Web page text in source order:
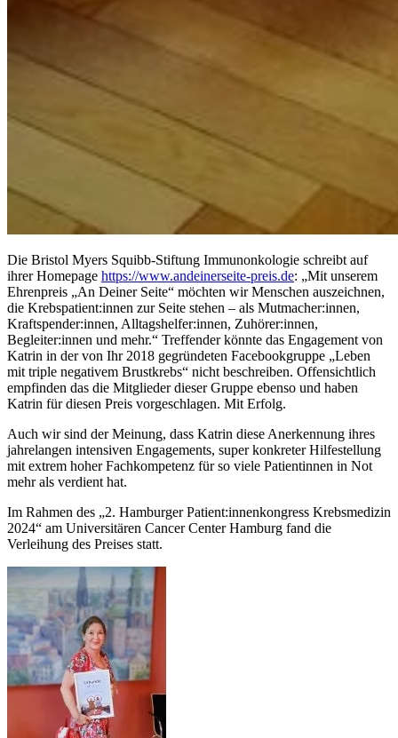
Die Bristol Myers Squibb-Stiftung Immunonkologie schreibt auf
ihrer Homepage https://www.andeinerseite-preis.de: „Mit unserem
Ehrenpreis „An Deiner Seite“ möchten wir Menschen auszeichnen,
die Krebspatient:innen zur Seite stehen – als Mutmacher:innen,
Kraftspender:innen, Alltagshelfer:innen, Zuhörer:innen,
Begleiter:innen und mehr.“ Treffender könnte das Engagement von
Katrin in der von Ihr 2018 gegründeten Facebookgruppe „Leben
mit triple negativem Brustkrebs“ nicht beschreiben. Offensichtlich
empfinden das die Mitglieder dieser Gruppe ebenso und haben
Katrin für diesen Preis vorgeschlagen. Mit Erfolg.
Auch wir sind der Meinung, dass Katrin diese Anerkennung ihres
jahrelangen intensiven Engagements, super konkreter Hilfestellung
mit extrem hoher Fachkompetenz für so viele Patientinnen in Not
mehr als verdient hat.
Im Rahmen des „2. Hamburger Patient:innenkongress Krebsmedizin
2024“ am Universitären Cancer Center Hamburg fand die
Verleihung des Preises statt.